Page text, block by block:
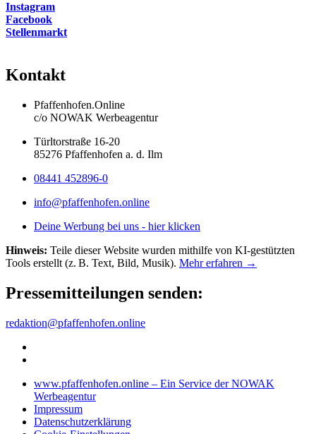
Instagram
Facebook
Stellenmarkt
Kontakt
Pfaffenhofen.Online
c/o NOWAK Werbeagentur
Türltorstraße 16-20
85276 Pfaffenhofen a. d. Ilm
08441 452896-0
info@pfaffenhofen.online
Deine Werbung bei uns - hier klicken
Hinweis: Teile dieser Website wurden mithilfe von KI-gestützten
Tools erstellt (z. B. Text, Bild, Musik). Mehr erfahren →
Pressemitteilungen senden:
redaktion@pfaffenhofen.online
www.pfaffenhofen.online – Ein Service der NOWAK
Werbeagentur
Impressum
Datenschutzerklärung